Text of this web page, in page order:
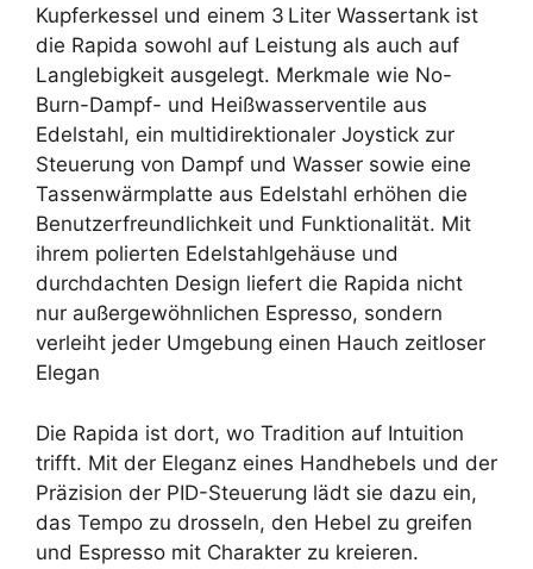
Kupferkessel und einem 3 Liter Wassertank ist
die Rapida sowohl auf Leistung als auch auf
Langlebigkeit ausgelegt. Merkmale wie No-
Burn-Dampf- und Heißwasserventile aus
Edelstahl, ein multidirektionaler Joystick zur
Steuerung von Dampf und Wasser sowie eine
Tassenwärmplatte aus Edelstahl erhöhen die
Benutzerfreundlichkeit und Funktionalität. Mit
ihrem polierten Edelstahlgehäuse und
durchdachten Design liefert die Rapida nicht
nur außergewöhnlichen Espresso, sondern
verleiht jeder Umgebung einen Hauch zeitloser
Elegan
Die Rapida ist dort, wo Tradition auf Intuition
trifft. Mit der Eleganz eines Handhebels und der
Präzision der PID-Steuerung lädt sie dazu ein,
das Tempo zu drosseln, den Hebel zu greifen
und Espresso mit Charakter zu kreieren.